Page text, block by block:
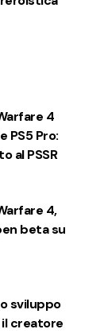
4
PS5 Pro:
al PSSR
4,
beta su
sviluppo
creatore